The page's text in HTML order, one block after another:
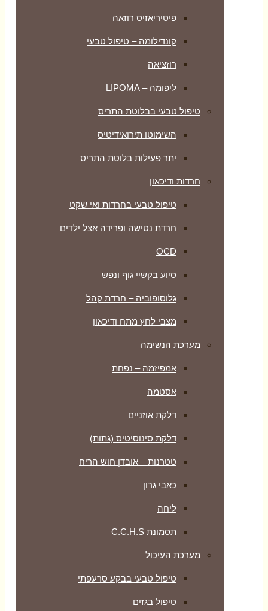
פיטיריאזיס רוזאה
קונדילומה – טיפול טבעי
רוזציאה
ליפומה – LIPOMA
טיפול טבעי בבלוטת התריס
השימוטו תירואידיטיס
יתר פעילות בלוטת התריס
חרדות ודיכאון
טיפול טבעי בחרדות ואי שקט
חרדת נטישה ופרידה אצל ילדים
OCD
סיוע בקשיי גוף ונפש
גלוסופוביה – חרדת קהל
מצבי לחץ מתח ודיכאון
מערכת הנשימה
אמפיזמה – נפחת
אסטמה
דלקת אוזניים
דלקת סינוסיטיס (גתות)
טטרנות – אובדן חוש הריח
כאבי גרון
ליחה
תסמונת C.C.H.S
מערכת העיכול
טיפול טבעי בבקע סרעפתי
טיפול בגזים